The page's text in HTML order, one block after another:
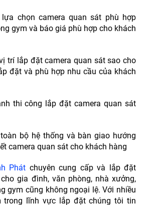
chọn camera quan sát phù hợp
gym và báo giá phù hợp cho khách
trí lắp đặt camera quan sát sao cho
đặt và phù hợp nhu cầu của khách
thi công lắp đặt camera quan sát
bộ hệ thống và bàn giao hướng
camera quan sát cho khách hàng
Phát chuyên cung cấp và lắp đặt
gia đình, văn phòng, nhà xưởng,
gym cũng không ngoại lệ. Với nhiều
trong lĩnh vực lắp đặt chúng tôi tin